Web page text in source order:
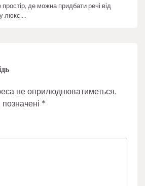
де можна придбати речі від
люкс.…
не оприлюднюватиметься.
*